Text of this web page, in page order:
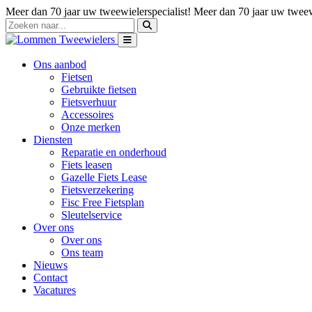
Meer dan 70 jaar uw tweewielerspecialist! Meer dan 70 jaar uw
Ons aanbod
Fietsen
Gebruikte fietsen
Fietsverhuur
Accessoires
Onze merken
Diensten
Reparatie en onderhoud
Fiets leasen
Gazelle Fiets Lease
Fietsverzekering
Fisc Free Fietsplan
Sleutelservice
Over ons
Over ons
Ons team
Nieuws
Contact
Vacatures